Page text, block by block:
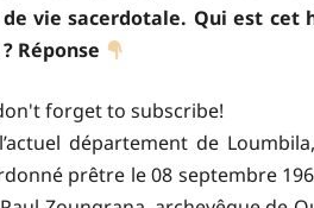
de vie sacerdotale. Qui est
Réponse
forget to subscribe!
département de
prêtre le 08 septembre